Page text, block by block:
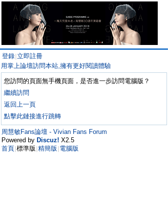
登錄 立即註冊
用掌上論壇訪問本站,擁有更好閱讀體驗
您訪問的頁面無手機頁面，是否進一步訪問電腦版？
繼續訪問
返回上一頁
點擊此鏈接進行跳轉
周慧敏Fans論壇 - Vivian Fans Forum
Powered by Discuz! X2.5
首頁 標準版 精簡版 電腦版